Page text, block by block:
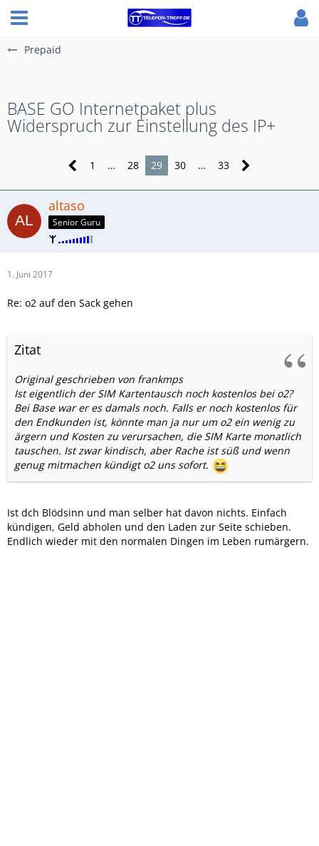
Prepaid
BASE GO Internetpaket plus
Widerspruch zur Einstellung des IP+
1 … 28 29 30 … 33
altaso
Senior Guru
1. Juni 2017
Re: o2 auf den Sack gehen
Zitat
Original geschrieben von frankmps
Ist eigentlich der SIM Kartentausch noch kostenlos bei o2?
Bei Base war er es damals noch. Falls er noch kostenlos für
den Endkunden ist, könnte man ja nur um o2 ein wenig zu
ärgern und Kosten zu verursachen, die SIM Karte monatlich
tauschen. Ist zwar kindisch, aber Rache ist süß und wenn
genug mitmachen kündigt o2 uns sofort.
Ist dch Blödsinn und man selber hat davon nichts. Einfach
kündigen, Geld abholen und den Laden zur Seite schieben.
Endlich wieder mit den normalen Dingen im Leben rumärgern.